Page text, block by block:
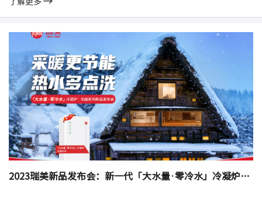
了解更多
2023瑞美新品发布会：新一代「大水量·零冷水」冷凝炉华越系列